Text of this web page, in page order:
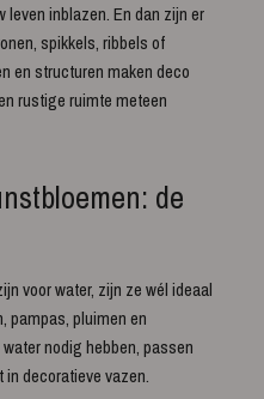
inblazen. En dan zijn er
spikkels, ribbels of
en structuren maken deco
rustige ruimte meteen
de
voor water, zijn ze wél ideaal
pampas, pluimen en
nodig hebben, passen
decoratieve vazen.